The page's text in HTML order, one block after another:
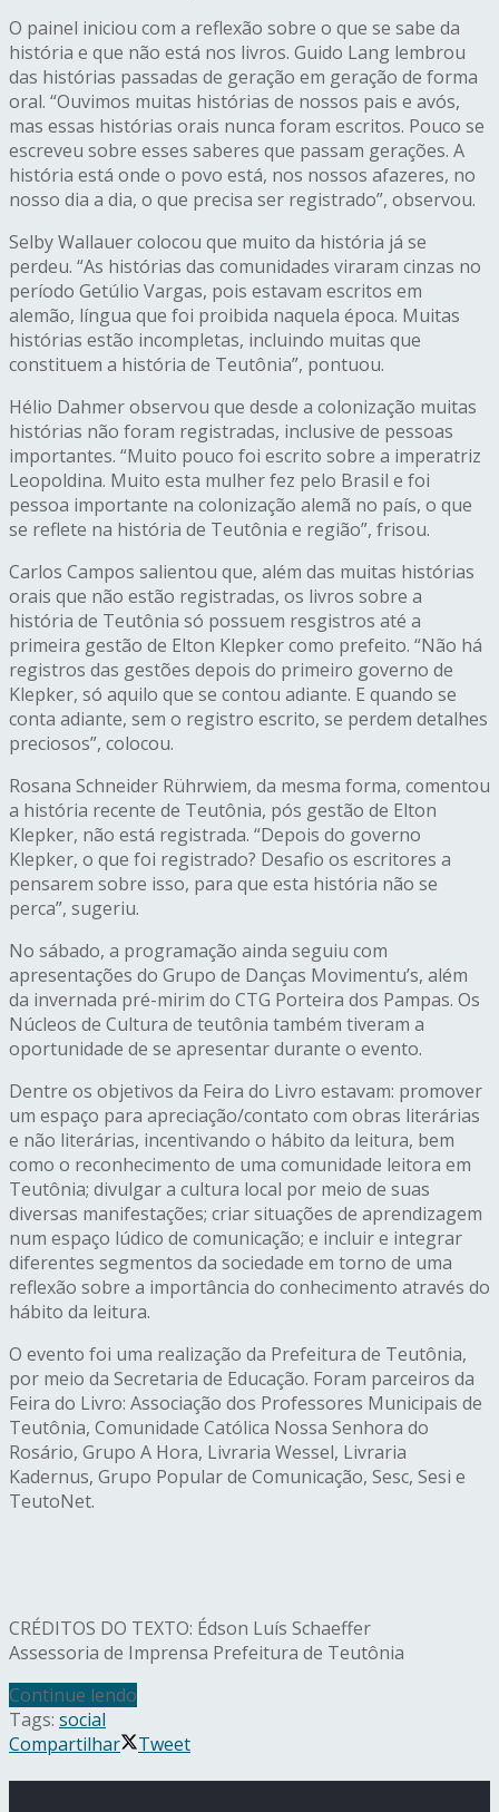
O painel iniciou com a reflexão sobre o que se sabe da
história e que não está nos livros. Guido Lang lembrou
das histórias passadas de geração em geração de forma
oral. “Ouvimos muitas histórias de nossos pais e avós,
mas essas histórias orais nunca foram escritos. Pouco se
escreveu sobre esses saberes que passam gerações. A
história está onde o povo está, nos nossos afazeres, no
nosso dia a dia, o que precisa ser registrado”, observou.
Selby Wallauer colocou que muito da história já se
perdeu. “As histórias das comunidades viraram cinzas no
período Getúlio Vargas, pois estavam escritos em
alemão, língua que foi proibida naquela época. Muitas
histórias estão incompletas, incluindo muitas que
constituem a história de Teutônia”, pontuou.
Hélio Dahmer observou que desde a colonização muitas
histórias não foram registradas, inclusive de pessoas
importantes. “Muito pouco foi escrito sobre a imperatriz
Leopoldina. Muito esta mulher fez pelo Brasil e foi
pessoa importante na colonização alemã no país, o que
se reflete na história de Teutônia e região”, frisou.
Carlos Campos salientou que, além das muitas histórias
orais que não estão registradas, os livros sobre a
história de Teutônia só possuem resgistros até a
primeira gestão de Elton Klepker como prefeito. “Não há
registros das gestões depois do primeiro governo de
Klepker, só aquilo que se contou adiante. E quando se
conta adiante, sem o registro escrito, se perdem detalhes
preciosos”, colocou.
Rosana Schneider Rührwiem, da mesma forma, comentou
a história recente de Teutônia, pós gestão de Elton
Klepker, não está registrada. “Depois do governo
Klepker, o que foi registrado? Desafio os escritores a
pensarem sobre isso, para que esta história não se
perca”, sugeriu.
No sábado, a programação ainda seguiu com
apresentações do Grupo de Danças Movimentu’s, além
da invernada pré-mirim do CTG Porteira dos Pampas. Os
Núcleos de Cultura de teutônia também tiveram a
oportunidade de se apresentar durante o evento.
Dentre os objetivos da Feira do Livro estavam: promover
um espaço para apreciação/contato com obras literárias
e não literárias, incentivando o hábito da leitura, bem
como o reconhecimento de uma comunidade leitora em
Teutônia; divulgar a cultura local por meio de suas
diversas manifestações; criar situações de aprendizagem
num espaço lúdico de comunicação; e incluir e integrar
diferentes segmentos da sociedade em torno de uma
reflexão sobre a importância do conhecimento através do
hábito da leitura.
O evento foi uma realização da Prefeitura de Teutônia,
por meio da Secretaria de Educação. Foram parceiros da
Feira do Livro: Associação dos Professores Municipais de
Teutônia, Comunidade Católica Nossa Senhora do
Rosário, Grupo A Hora, Livraria Wessel, Livraria
Kadernus, Grupo Popular de Comunicação, Sesc, Sesi e
TeutoNet.
CRÉDITOS DO TEXTO: Édson Luís Schaeffer
Assessoria de Imprensa Prefeitura de Teutônia
Continue lendo
Tags: social
Compartilhar
Tweet